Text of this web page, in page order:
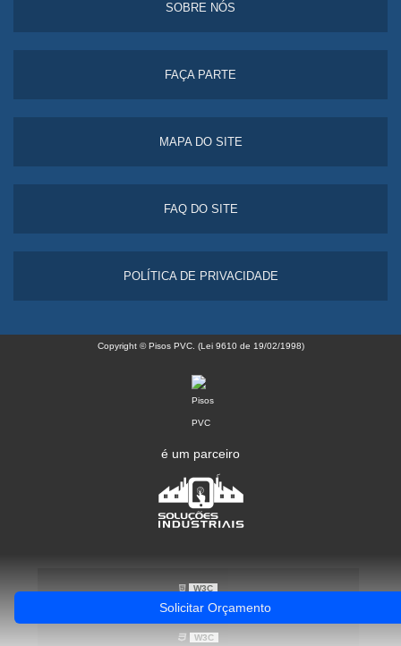
Solicitar Orçamento
SOBRE NÓS
FAÇA PARTE
MAPA DO SITE
FAQ DO SITE
POLÍTICA DE PRIVACIDADE
Copyright © Pisos PVC. (Lei 9610 de 19/02/1998)
é um parceiro
W3C
W3C